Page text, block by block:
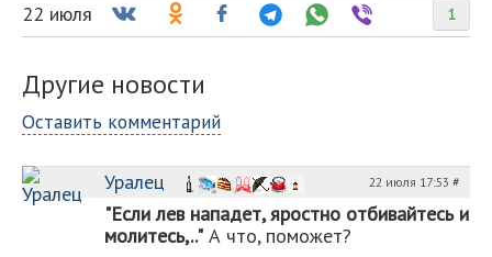
1
22 июля
Другие новости
Оставить комментарий
Уралец 22 июля 17:53 #
"Если лев нападет, яростно отбивайтесь и
молитесь,.."А что, поможет?